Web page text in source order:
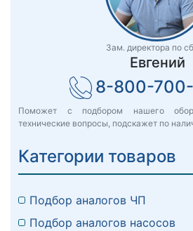
Зам. директора по
Евгений
8-800-
Поможет с подбором нашего
технические вопросы, подскажет по
Категории товаров
Подбор аналогов ЧП
Подбор аналогов насосов